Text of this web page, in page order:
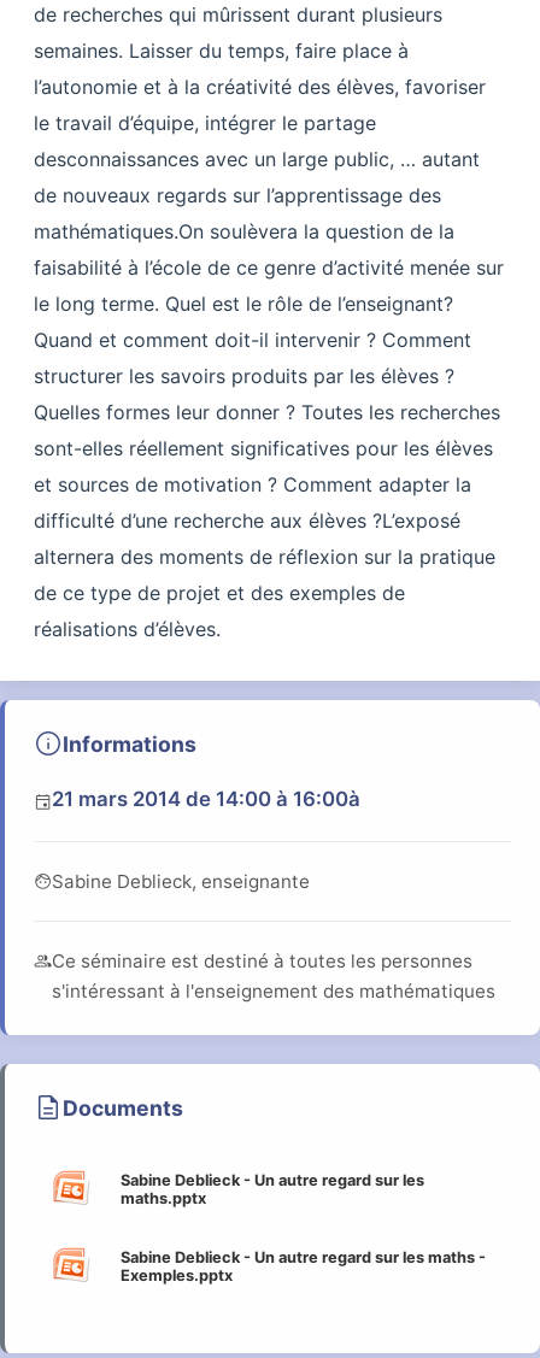
de recherches qui mûrissent durant plusieurs
semaines. Laisser du temps, faire place à
l’autonomie et à la créativité des élèves, favoriser
le travail d’équipe, intégrer le partage
desconnaissances avec un large public, … autant
de nouveaux regards sur l’apprentissage des
mathématiques.On soulèvera la question de la
faisabilité à l’école de ce genre d’activité menée sur
le long terme. Quel est le rôle de l’enseignant?
Quand et comment doit-il intervenir ? Comment
structurer les savoirs produits par les élèves ?
Quelles formes leur donner ? Toutes les recherches
sont-elles réellement significatives pour les élèves
et sources de motivation ? Comment adapter la
difficulté d’une recherche aux élèves ?L’exposé
alternera des moments de réflexion sur la pratique
de ce type de projet et des exemples de
réalisations d’élèves.
infoInformations
event21 mars 2014 de 14:00 à 16:00à
faceSabine Deblieck, enseignante
groupCe séminaire est destiné à toutes les personnes
s'intéressant à l'enseignement des mathématiques
description Documents
Sabine Deblieck - Un autre regard sur les
maths.pptx
Sabine Deblieck - Un autre regard sur les maths -
Exemples.pptx